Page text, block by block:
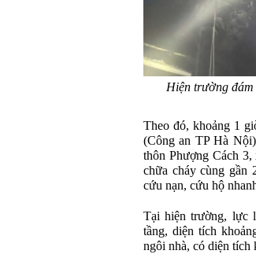
Hiện trường
Theo đó, khoảng 1
(Công an TP Hà
thôn Phượng Cách
chữa cháy cùng gần
cứu nạn, cứu hộ
Tại hiện trường, lực
tầng, diện tích
ngôi nhà, có diện tích